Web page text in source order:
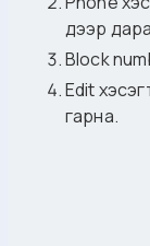
дээр
Block
Edit
гарна.